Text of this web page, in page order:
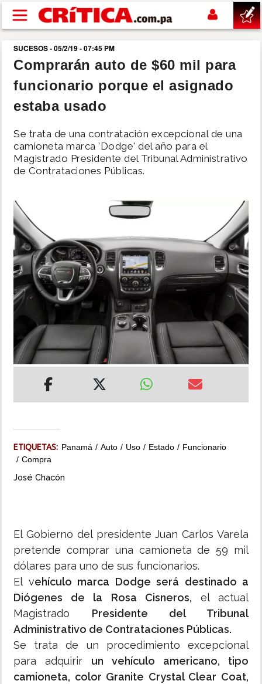
Pasar al contenido principal
buscar
SUCESOS
POLÍTICA
DEPORTES
MUNDO
INSÓLITAS
IMPRESO
SUCESOS - 05/2/19 - 07:45 PM
Comprarán auto de $60 mil para
funcionario porque el asignado
estaba usado
Se trata de una contratación excepcional de una
camioneta marca 'Dodge' del año para el
Magistrado Presidente del Tribunal Administrativo
de Contrataciones Públicas.
ETIQUETAS: Panamá Auto Uso Estado
Funcionario
Compra
José Chacón
El Gobierno del presidente Juan Carlos Varela
pretende comprar una camioneta de 59 mil
dólares para uno de sus funcionarios.
El vehículo marca Dodge será destinado a
Diógenes de la Rosa Cisneros, el actual
Magistrado Presidente del Tribunal
Administrativo de Contrataciones Públicas.
Se trata de un procedimiento excepcional
para adquirir un vehículo americano, tipo
camioneta, color Granite Crystal Clear Coat,